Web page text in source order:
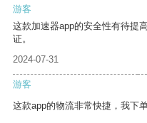
游客
这款加速器app的安全性有待提
证。
2024-07-31
游客
这款app的物流非常快捷，我下